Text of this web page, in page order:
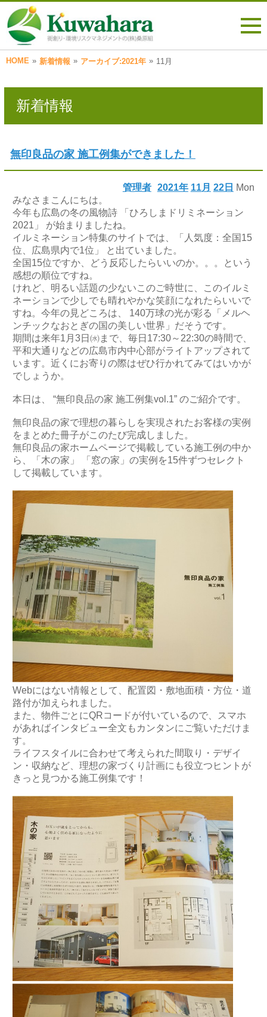
HOME » 新着情報 » アーカイブ:2021年 » 11月
新着情報
無印良品の家 施工例集ができました！
2021年 11月 22日 Mon
管理者
みなさまこんにちは。
今年も広島の冬の風物詩 「ひろしまドリミネーション
2021」 が始まりましたね。
イルミネーション特集のサイトでは、「人気度：全国15
位、広島県内で1位」 と出ていました。
全国15位ですか、どう反応したらいいのか。。。という
感想の順位ですね。
けれど、明るい話題の少ないこのご時世に、このイルミ
ネーションで少しでも晴れやかな笑顔になれたらいいで
すね。今年の見どころは、 140万球の光が彩る「メルヘ
ンチックなおとぎの国の美しい世界」だそうです。
期間は来年1月3日㈬まで、毎日17:30～22:30の時間で、
平和大通りなどの広島市内中心部がライトアップされて
います。近くにお寄りの際はぜひ行かれてみてはいかが
でしょうか。
本日は、 “無印良品の家 施工例集vol.1” のご紹介です。
無印良品の家で理想の暮らしを実現されたお客様の実例
をまとめた冊子がこのたび完成しました。
無印良品の家ホームページで掲載している施工例の中か
ら、「木の家」 「窓の家」の実例を15件ずつセレクト
して掲載しています。
Webにはない情報として、配置図・敷地面積・方位・道
路付が加えられました。
また、物件ごとにQRコードが付いているので、スマホ
があればインタビュー全文もカンタンにご覧いただけま
す。
ライフスタイルに合わせて考えられた間取り・デザイ
ン・収納など、理想の家づくり計画にも役立つヒントが
きっと見つかる施工例集です！